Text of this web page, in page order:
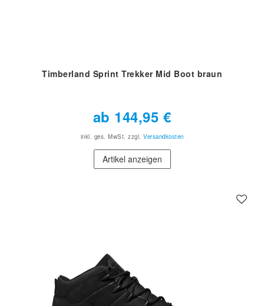
Timberland Sprint Trekker Mid Boot braun
ab 144,95 €
inkl. ges. MwSt. zzgl. Versandkosten
Artikel anzeigen